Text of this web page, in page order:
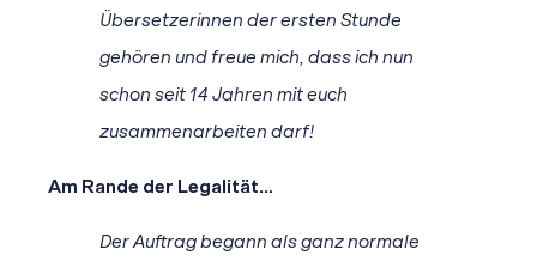
Übersetzerinnen der ersten Stunde
gehören und freue mich, dass ich nun
schon seit 14 Jahren mit euch
zusammenarbeiten darf!
Am Rande der Legalität...
Der Auftrag begann als ganz normale